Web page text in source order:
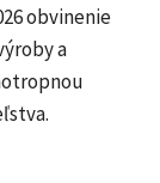
obvinenie
a